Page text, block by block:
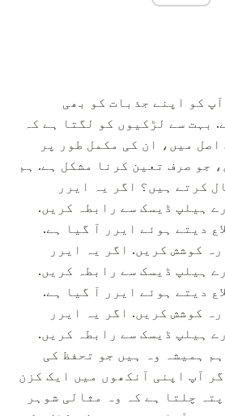
کو اپنے جذبات کو بھی
بہت سے لڑکیوں کو لگتا ہے کہ
میں، ان کی مکمل طور پر
جو صرف تعین کرنا مشکل ہے. ہم
کرتے ہیں؟ اگر یہ ایرر
ہیلپ ڈیسک سے رابطہ کریں.
دیتے ہوئے ایرر آ گیا ہے.
کوشش کریں. اگر یہ ایرر
ہیلپ ڈیسک سے رابطہ کریں.
دیتے ہوئے ایرر آ گیا ہے.
کوشش کریں. اگر یہ ایرر
ہیلپ ڈیسک سے رابطہ کریں.
ہمیشہ وہ ہیں جو تحفظ کی
آپ اپنی آنکھوں میں ایک کزن
چلتا ہے کہ وہ مثالی شوہر